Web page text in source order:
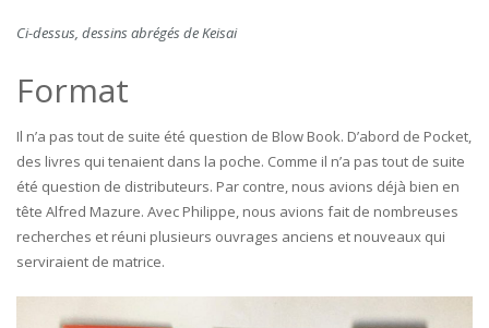
Ci-dessus, dessins abrégés de Keisai
Format
Il n’a pas tout de suite été question de Blow Book. D’abord de Pocket,
des livres qui tenaient dans la poche. Comme il n’a pas tout de suite
été question de distributeurs. Par contre, nous avions déjà bien en
tête Alfred Mazure. Avec Philippe, nous avions fait de nombreuses
recherches et réuni plusieurs ouvrages anciens et nouveaux qui
serviraient de matrice.